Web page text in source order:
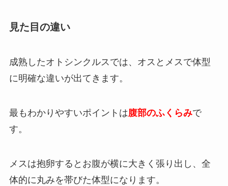
見た目の違い
成熟したオトシンクルスでは、オスとメスで体型
に明確な違いが出てきます。
最もわかりやすいポイントは腹部のふくらみで
す。
メスは抱卵するとお腹が横に大きく張り出し、全
体的に丸みを帯びた体型になります。